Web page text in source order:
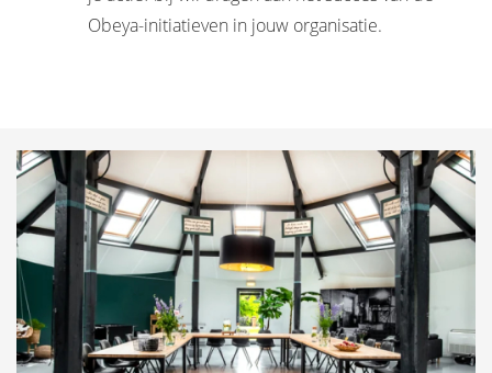
Obeya-initiatieven in jouw organisatie.